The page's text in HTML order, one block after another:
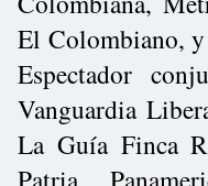
El Colombiano, y
Espectador
Vanguardia
La Guía Finca